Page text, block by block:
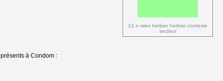
présents à Condom :
12 n sites herbier herbier contexte
secteur